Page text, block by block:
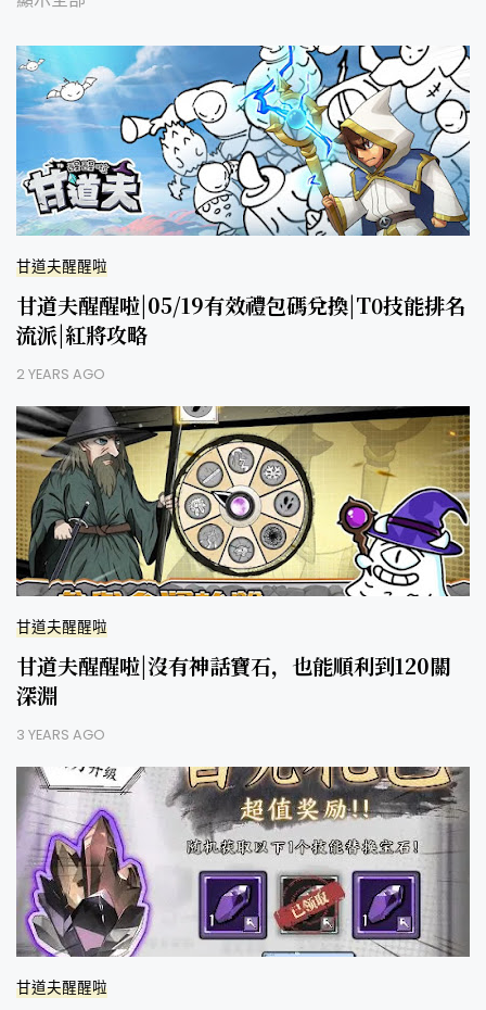
甘道夫醒醒啦
甘道夫醒醒啦|05/19有效禮包碼兌換|T0技能排名
流派|紅將攻略
2 YEARS AGO
甘道夫醒醒啦
甘道夫醒醒啦|沒有神話寶石，也能順利到120關
深淵
3 YEARS AGO
甘道夫醒醒啦